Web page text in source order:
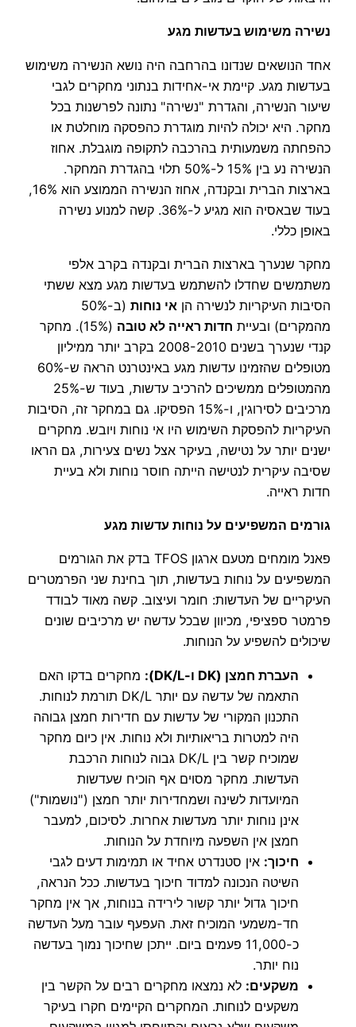
נשירה משימוש בעדשות מגע
אחד הנושאים שנדונו בהרחבה היה נושא הנשירה משימוש
בעדשות מגע. קיימת אי-אחידות בנתוני מחקרים לגבי
שיעור הנשירה, והגדרת "נשירה" נתונה לפרשנות בכל
מחקר. היא יכולה להיות מוגדרת כהפסקה מוחלטת או
כהפחתה משמעותית בהרכבה לתקופה מוגבלת. אחוז
הנשירה נע בין 15% ל-50% תלוי בהגדרת המחקר.
בארצות הברית ובקנדה, אחוז הנשירה הממוצע הוא 16%,
בעוד שבאסיה הוא מגיע ל-36%. קשה למנוע נשירה
באופן כללי.
מחקר שנערך בארצות הברית ובקנדה בקרב אלפי
משתמשים שחדלו להשתמש בעדשות מגע מצא ששתי
הסיבות העיקריות לנשירה הן אי נוחות
(ב-50%
מהמקרים) ובעיית חדות ראייה לא טובה
(15%). מחקר
קנדי שנערך בשנים 2008-2010 בקרב יותר ממיליון
מטופלים שהזמינו עדשות מגע באינטרנט הראה ש-60%
מהמטופלים ממשיכים להרכיב עדשות, בעוד ש-25%
מרכיבים לסירוגין, ו-15% הפסיקו. גם במחקר זה, הסיבות
העיקריות להפסקת השימוש היו אי נוחות ויובש. מחקרים
ישנים יותר על נטישה, בעיקר אצל נשים צעירות, גם הראו
שסיבה עיקרית לנטישה הייתה חוסר נוחות ולא בעיית
חדות ראייה.
גורמים המשפיעים על נוחות עדשות מגע
פאנל מומחים מטעם ארגון TFOS בדק את הגורמים
המשפיעים על נוחות בעדשות, תוך בחינת שני הפרמטרים
העיקריים של העדשות: חומר ועיצוב. קשה מאוד לבודד
פרמטר ספציפי, מכיוון שבכל עדשה יש מרכיבים שונים
שיכולים להשפיע על הנוחות.
העברת חמצן (DK ו-DK/L):
מחקרים בדקו האם
התאמה של עדשה עם יותר DK/L תורמת לנוחות.
התכנון המקורי של עדשות עם חדירות חמצן גבוהה
היה למטרות בריאותיות ולא נוחות. אין כיום מחקר
שמוכיח קשר בין DK/L גבוה לנוחות הרכבת
העדשות. מחקר מסוים אף הוכיח שעדשות
המיועדות לשינה ושמחדירות יותר חמצן ("נושמות")
אינן נוחות יותר מעדשות אחרות. לסיכום, למעבר
חמצן אין השפעה מיוחדת על הנוחות.
חיכוך: אין סטנדרט אחיד או תמימות דעים לגבי
השיטה הנכונה למדוד חיכוך בעדשות. ככל הנראה,
חיכוך גדול יותר קשור לירידה בנוחות, אך אין מחקר
חד-משמעי המוכיח זאת. העפעף עובר מעל העדשה
כ-11,000 פעמים ביום. ייתכן שחיכוך נמוך בעדשה
נוח יותר.
משקעים: לא נמצאו מחקרים רבים על הקשר בין
משקעים לנוחות. המחקרים הקיימים חקרו בעיקר